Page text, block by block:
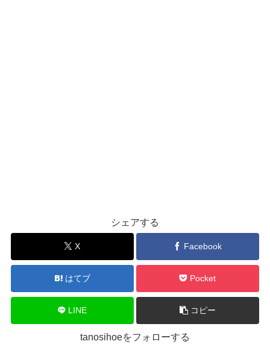
シェアする
X Facebook
はてブ Pocket
LINE コピー
tanosihoeをフォローする